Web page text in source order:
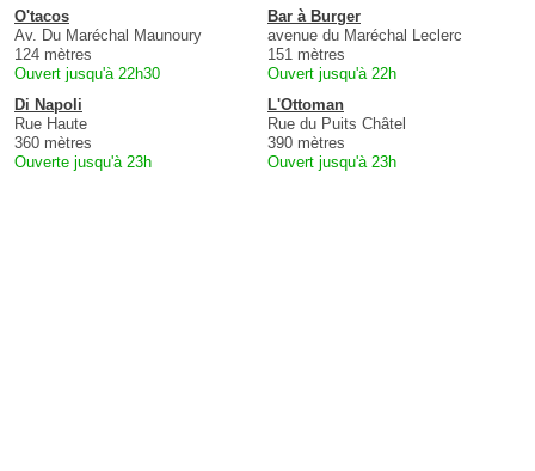
O'tacos
Av. Du Maréchal Maunoury
124 mètres
Ouvert jusqu'à 22h30
Bar à Burger
avenue du Maréchal Leclerc
151 mètres
Ouvert jusqu'à 22h
Di Napoli
Rue Haute
360 mètres
Ouverte jusqu'à 23h
L'Ottoman
Rue du Puits Châtel
390 mètres
Ouvert jusqu'à 23h